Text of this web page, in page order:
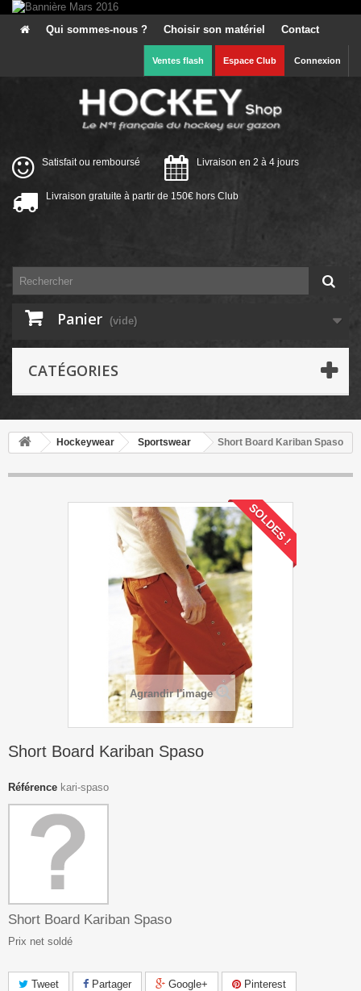
Qui sommes-nous ? Choisir son matériel Contact
Ventes flash Espace Club Connexion
Satisfait ou remboursé Livraison en 2 à 4 jours
Livraison gratuite à partir de 150€ hors Club
Panier (vide)
CATÉGORIES
Hockeywear Sportswear Short Board Kariban Spaso
SOLDES !
Agrandir l'image
Short Board Kariban Spaso
Référence kari-spaso
Short Board Kariban Spaso
Prix net soldé
Tweet Partager Google+ Pinterest